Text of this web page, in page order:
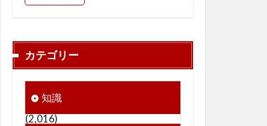
カテゴリー
知識
(2,016)